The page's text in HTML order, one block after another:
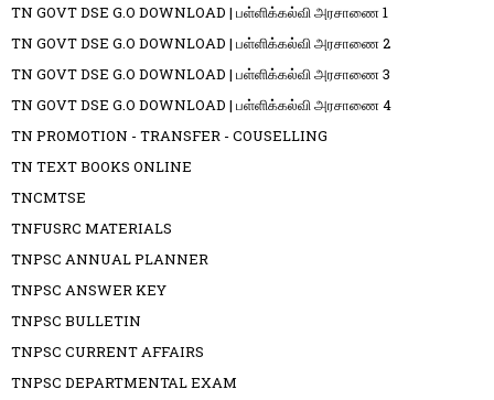
TN GOVT DSE G.O DOWNLOAD | பள்ளிக்கல்வி அரசாணை 1
TN GOVT DSE G.O DOWNLOAD | பள்ளிக்கல்வி அரசாணை 2
TN GOVT DSE G.O DOWNLOAD | பள்ளிக்கல்வி அரசாணை 3
TN GOVT DSE G.O DOWNLOAD | பள்ளிக்கல்வி அரசாணை 4
TN PROMOTION - TRANSFER - COUSELLING
TN TEXT BOOKS ONLINE
TNCMTSE
TNFUSRC MATERIALS
TNPSC ANNUAL PLANNER
TNPSC ANSWER KEY
TNPSC BULLETIN
TNPSC CURRENT AFFAIRS
TNPSC DEPARTMENTAL EXAM